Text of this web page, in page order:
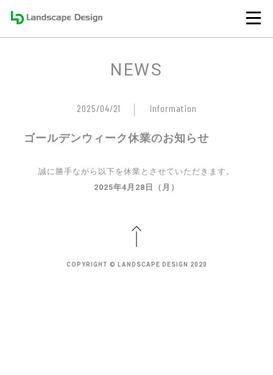
NEWS
2025/04/21 Information
ゴールデンウィーク休業のお知らせ
誠に勝手ながら以下を休業とさせていただきます。
2025年4月28日（月）
COPYRIGHT © LANDSCAPE DESIGN 2020